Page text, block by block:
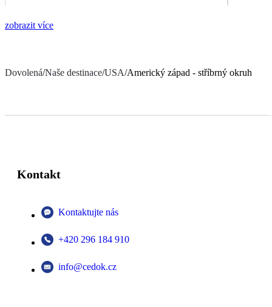
zobrazit více
Dovolená/Naše destinace/USA/Americký západ - stříbrný okruh
Kontakt
Kontaktujte nás
+420 296 184 910
info@cedok.cz